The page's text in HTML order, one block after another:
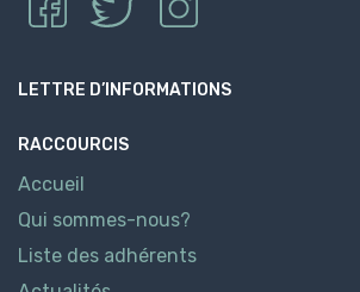
LETTRE D’INFORMATIONS
RACCOURCIS
Accueil
Qui sommes-nous?
Liste des adhérents